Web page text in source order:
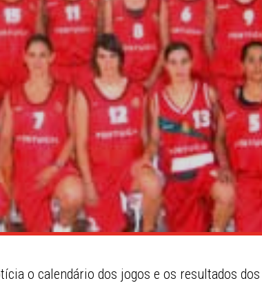
o calendário dos jogos e os resultados